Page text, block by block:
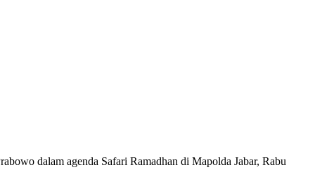
dalam agenda Safari Ramadhan di Mapolda Jabar, Rabu